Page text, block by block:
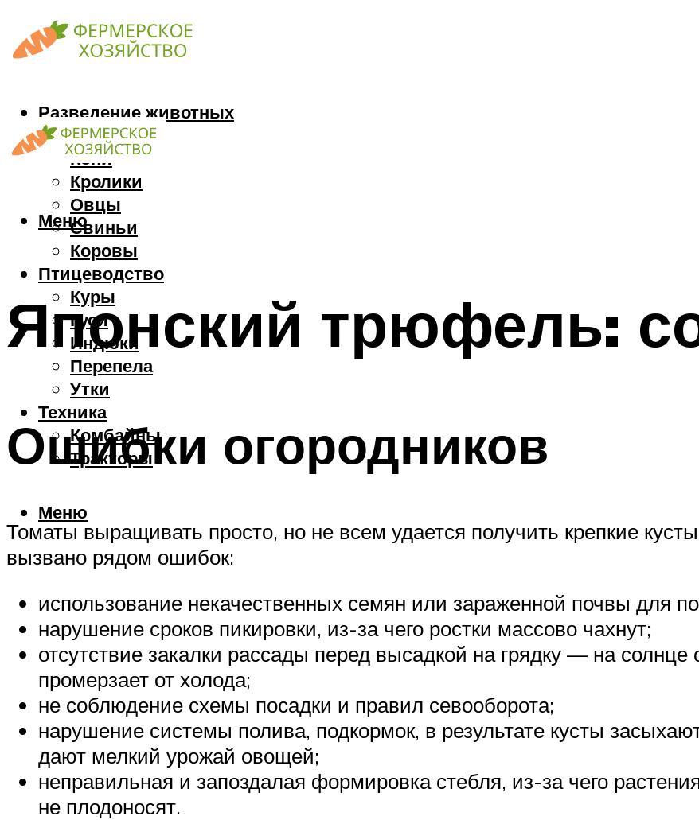
Разведение животных
Козы
Кони
Кролики
Овцы
Свиньи
Коровы
Птицеводство
Куры
Гуси
Индюки
Перепела
Утки
Техника
Комбайны
Тракторы
Меню
Меню
Японский трюфель:
Ошибки огородников
Томаты выращивать просто, но не всем удается получить крепкие
вызвано рядом ошибок:
использование некачественных семян или зараженной почвы для
нарушение сроков пикировки, из-за чего ростки массово чахнут;
отсутствие закалки рассады перед высадкой на грядку — на
промерзает от холода;
не соблюдение схемы посадки и правил севооборота;
нарушение системы полива, подкормок, в результате кусты
дают мелкий урожай овощей;
неправильная и запоздалая формировка стебля, из-за чего
не плодоносят.